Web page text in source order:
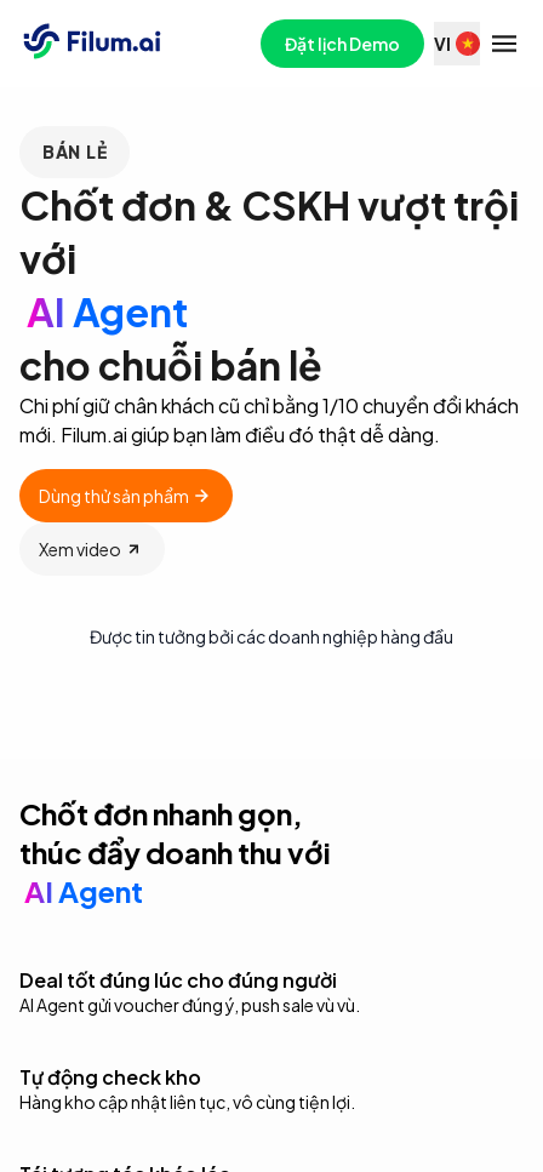
Đặt lịch Demo VI
BÁN LẺ
Chốt đơn & CSKH vượt trội
với
AI Agent
cho chuỗi bán lẻ
Chi phí giữ chân khách cũ chỉ bằng 1/10 chuyển đổi khách
mới. Filum.ai giúp bạn làm điều đó thật dễ dàng.
Dùng thử sản phẩm
Xem video
Được tin tưởng bởi các doanh nghiệp hàng đầu
Chốt đơn nhanh gọn,
thúc đẩy doanh thu với
AI Agent
Deal tốt đúng lúc cho đúng người
AI Agent gửi voucher đúng ý, push sale vù vù.
Tự động check kho
Hàng kho cập nhật liên tục, vô cùng tiện lợi.